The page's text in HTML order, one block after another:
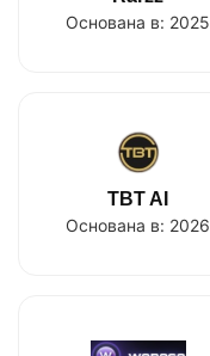
Основана в: 2025
TBT AI
Основана в: 2026